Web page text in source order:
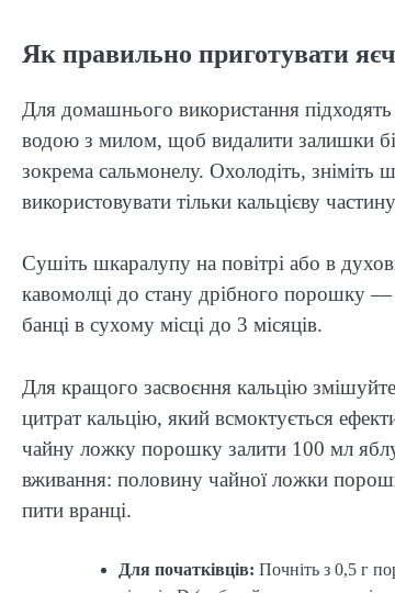
Як правильно приготувати
Для домашнього використання
водою з милом, щоб видалити залишки
зокрема сальмонелу. Охолодіть, зніміть
використовувати тільки кальцієву
Сушіть шкаралупу на повітрі або в
кавомолці до стану дрібного порошку —
банці в сухому місці до 3 місяців.
Для кращого засвоєння кальцію
цитрат кальцію, який всмоктується
чайну ложку порошку залити 100 мл
вживання: половину чайної ложки
пити вранці.
Для початківців: Почніть з 0,5 г